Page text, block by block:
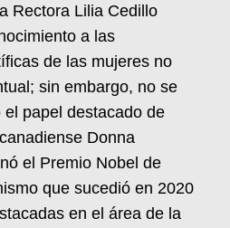
Rectora Lilia Cedillo
a las
de las mujeres no
sin embargo, no se
papel destacado de
Donna
el Premio Nobel de
que sucedió en 2020
en el área de la